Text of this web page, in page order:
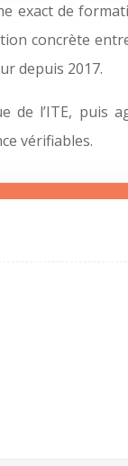
exact de
concrète
depuis 2017.
de l’ITE, puis
vérifiables.